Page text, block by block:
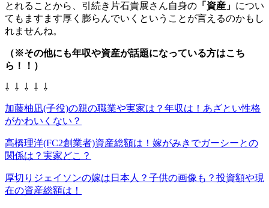
とれることから、引続き片石貴展さん自身の 「資産」 につい
てもますます厚く膨らんでいくということが言えるのかもし
れませんね。
（※その他にも年収や資産が話題になっている方はこち
ら！！）
⇩ ⇩ ⇩ ⇩ ⇩
加藤柚凪(子役)の親の職業や実家は？年収は！あざとい性格
がかわいくない？
高橋理洋(FC2創業者)資産総額は！嫁がみきでガーシーとの
関係は？実家どこ？
厚切りジェイソンの嫁は日本人？子供の画像も？投資額や現
在の資産総額は！